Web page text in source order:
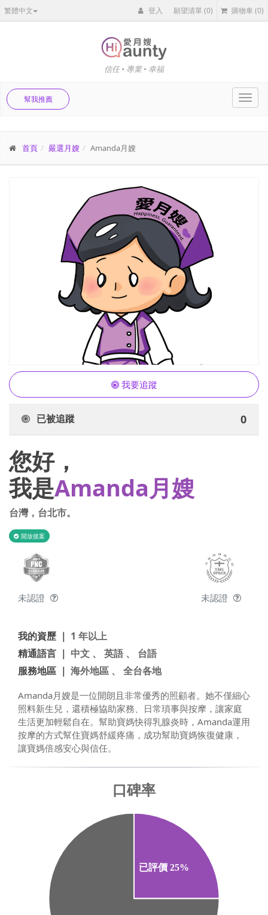
繁體中文 登入 願望清單(0) 購物車 (0)
信任 • 專業 • 幸福
幫我推薦
首頁 嚴選月嫂 Amanda月嫂
我要追蹤
已被追蹤 0
您好，
我是Amanda月嫂
台灣， 台北市。
開放接案
未認證 未認證
我的資歷 ｜ 1 年以上
精通語言 ｜ 中文 、 英語 、 台語
服務地區 ｜ 海外地區 、 全台各地
Amanda月嫂是一位開朗且非常優秀的照顧者。她不僅細心
照料新生兒，還積極協助家務、日常瑣事與按摩，讓家庭
生活更加輕鬆自在。幫助寶媽快得乳腺炎時，Amanda運用
按摩的方式幫住寶媽舒緩疼痛，成功幫助寶媽恢復健康，
讓寶媽倍感安心與信任。